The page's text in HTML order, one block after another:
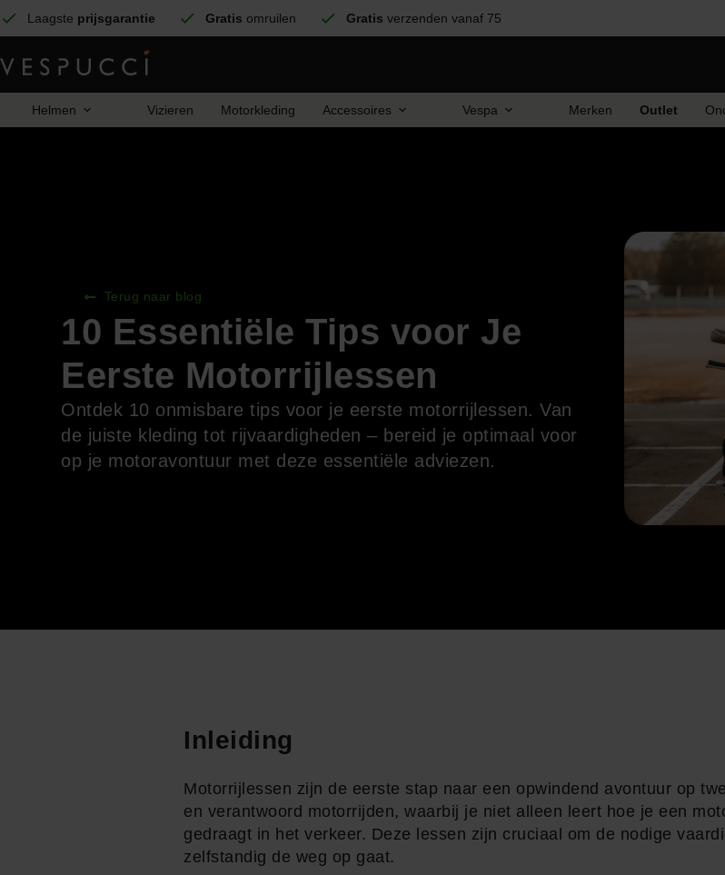
Laagste prijsgarantie Gratis omruilen Gratis verzenden vanaf 75
Helmen Vizieren Motorkleding Accessoires Vespa Merken Outlet
Terug naar blog
10 Essentiële Tips voor Je
Eerste Motorrijlessen
Ontdek 10 onmisbare tips voor je eerste motorrijlessen. Van
de juiste kleding tot rijvaardigheden – bereid je optimaal voor
op je motoravontuur met deze essentiële adviezen.
Inleiding
Motorrijlessen zijn de eerste stap naar een opwindend avontuur op
en verantwoord motorrijden, waarbij je niet alleen leert hoe je een
gedraagt in het verkeer. Deze lessen zijn cruciaal om de nodige
zelfstandig de weg op gaat.